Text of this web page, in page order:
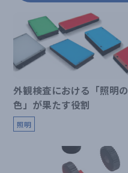
外観検査における「照明の
色」が果たす役割
照明